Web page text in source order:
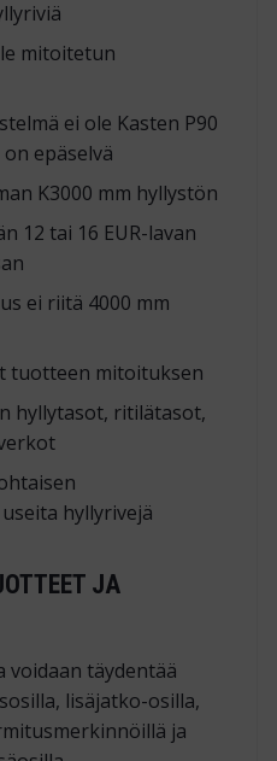
mitoitetun
ei ole Kasten P90
epäselvä
K3000 mm hyllystön
12 tai 16 EUR-lavan
ei riitä 4000 mm
tuotteen mitoituksen
hyllytasot, ritilätasot,
hyllyrivejä
JA
voidaan täydentää
lisäjatko-osilla,
ja